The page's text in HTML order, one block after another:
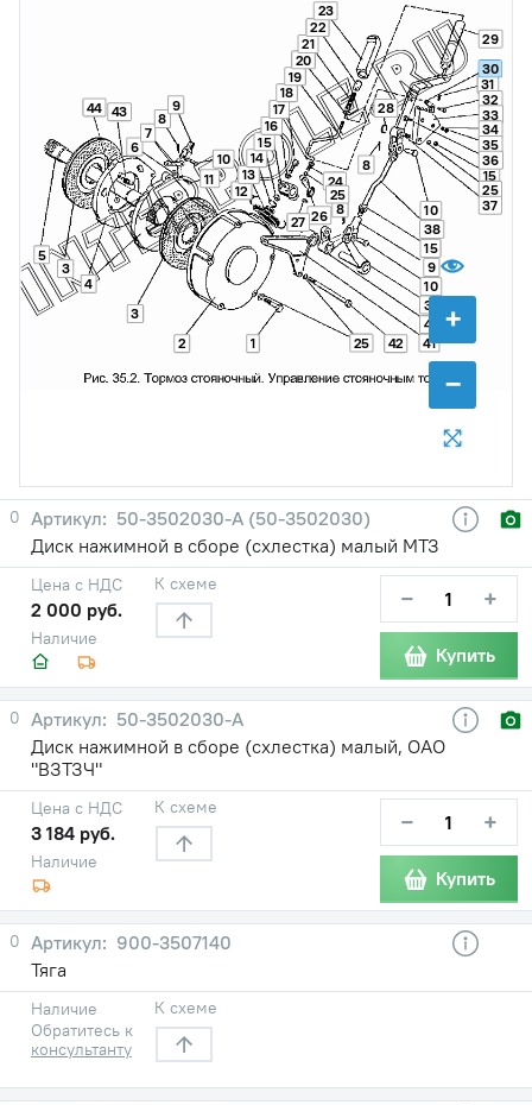
+
−
1
2
3
3
4
5
6
7
8
8
8
9
9
10
10
10
11
12
13
14
15
15
15
16
17
18
19
20
21
22
23
24
25
25
25
26
27
28
29
30
31
32
33
34
35
36
37
38
39
40
41
42
43
44
0
50-3502030-А (50-3502030)
Диск нажимной в сборе (схлестка) малый МТЗ
Наличие
Цена с НДС
2 000 руб.
К схеме − +
Купить
0
50-3502030-А
Диск нажимной в сборе (схлестка) малый, ОАО
"ВЗТЗЧ"
Наличие
Цена с НДС
3 184 руб.
К схеме − +
Купить
0
900-3507140
Тяга
Наличие
Обратитесь к
консультанту
К схеме